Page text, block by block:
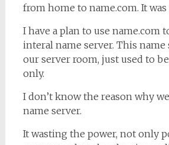
from home to name.com. It was
I have a plan to use name.com
interal name server. This name
our server room, just used to
only.
I don’t know the reason why
name server.
It wasting the power, not only